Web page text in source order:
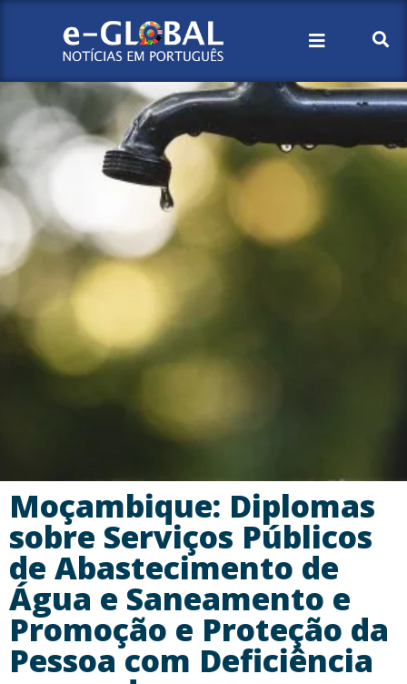
Moçambique: Diplomas
sobre Serviços Públicos
de Abastecimento de
Água e Saneamento e
Promoção e Proteção da
Pessoa com Deficiência